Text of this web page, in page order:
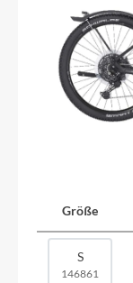
Größe
S
146861